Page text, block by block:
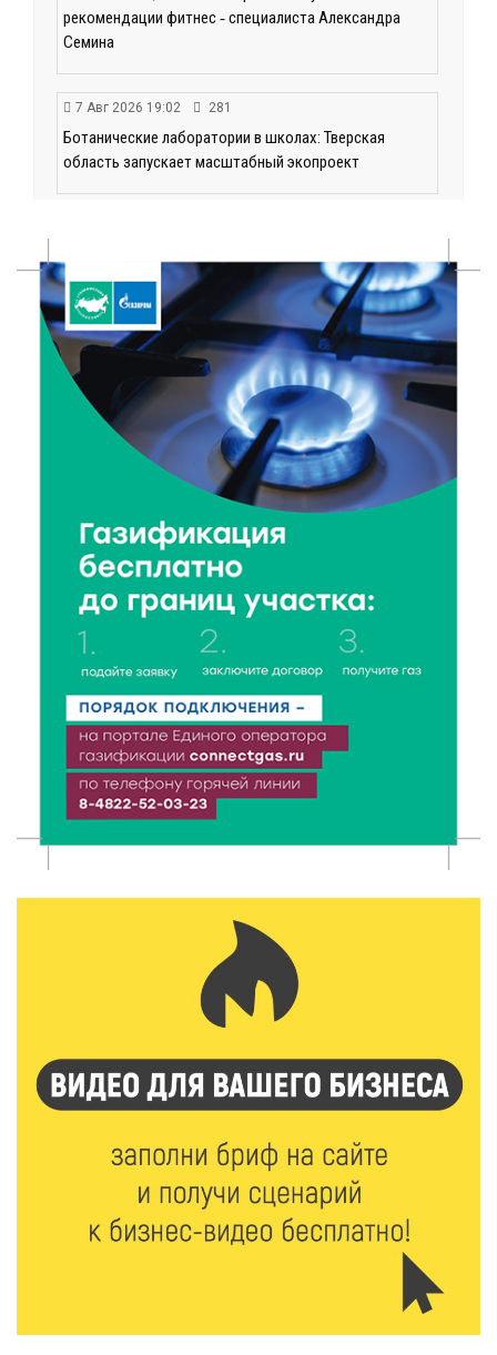
рекомендации фитнес ‑ специалиста Александра
Семина
7 Авг 2026 19:02 281
Ботанические лаборатории в школах: Тверская
область запускает масштабный экопроект
В Ржеве чествовали работников строительной
отрасли
7 Авг 2026 18:10 169
Зарядка со стражем порядка объединила детей в
«Чайке»
7 Авг 2026 18:02 373
В Нило-Столобенской пустыни началась
реставрация фасада исторической
Крестовоздвиженской церкви
7 Авг 2026 18:01 270
День арбуза отметили ребята в Андреапольском
Доме культуры
7 Авг 2026 17:02 309
Названы первые победители программы «Земский
работник культуры» в Тверской области
7 Авг 2026 16:32 532
Твери
500
Сладкая программа в Твери: дегустация мёда и
рассказ о жизни пчёл
7 Авг 2026 15:41 258
Открыт набор на программу амбассадоров для
студентов российских вузов
7 Авг 2026 15:37 237
Жителям Тверской области напомнили об